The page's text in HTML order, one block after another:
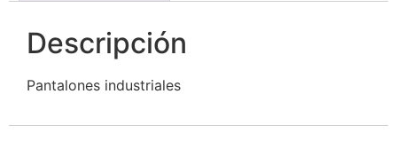
Descripción
Pantalones industriales